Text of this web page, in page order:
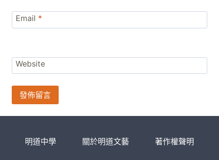
Email *
Website
明道中學 關於明道文藝 著作權聲明